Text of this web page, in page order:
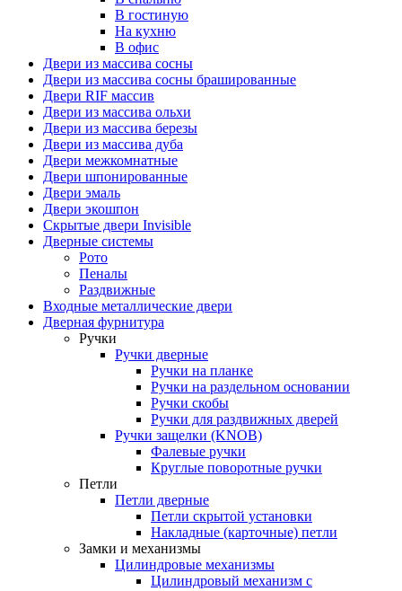
В гостиную
На кухню
В офис
Двери из массива сосны
Двери из массива сосны брашированные
Двери RIF массив
Двери из массива ольхи
Двери из массива березы
Двери из массива дуба
Двери межкомнатные
Двери шпонированные
Двери эмаль
Двери экошпон
Скрытые двери Invisible
Дверные системы
Рото
Пеналы
Раздвижные
Входные металлические двери
Дверная фурнитура
Ручки
Ручки дверные
Ручки на планке
Ручки на раздельном основании
Ручки скобы
Ручки для раздвижных дверей
Ручки защелки (KNOB)
Фалевые ручки
Круглые поворотные ручки
Петли
Петли дверные
Петли скрытой установки
Накладные (карточные) петли
Замки и механизмы
Цилиндровые механизмы
Цилиндровый механизм с